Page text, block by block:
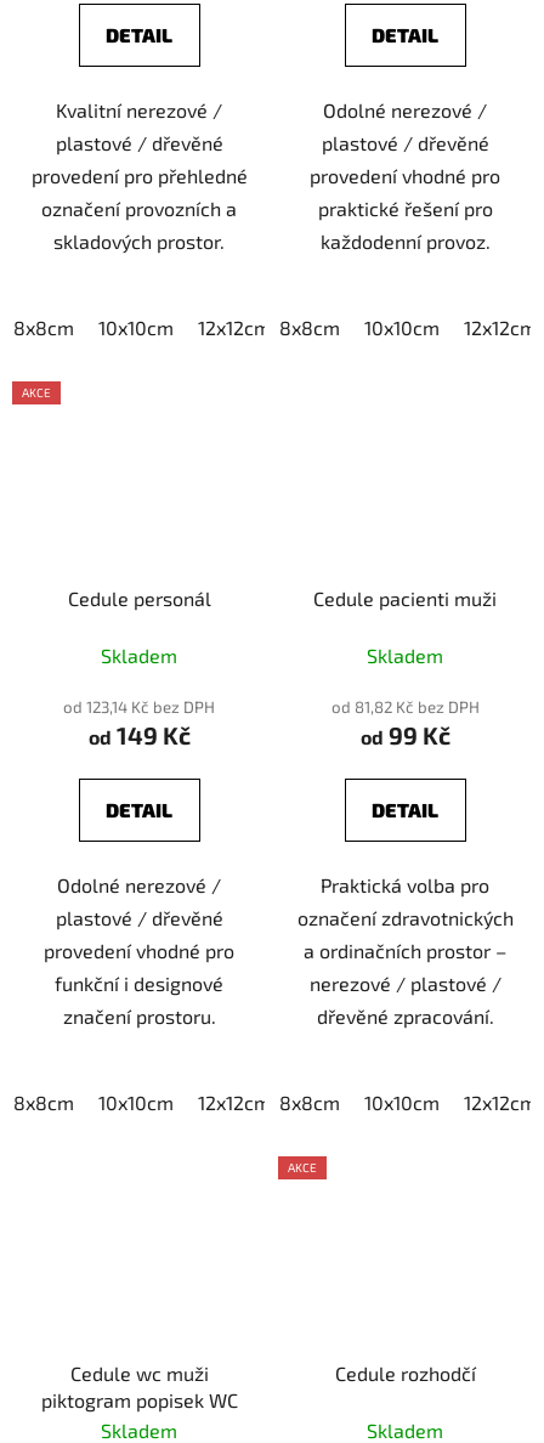
DETAIL
Kvalitní nerezové /
plastové / dřevěné
provedení pro přehledné
označení provozních a
skladových prostor.
8x8cm 10x10cm 12x12cm 15x15cm 20x20cm
DETAIL
Odolné nerezové /
plastové / dřevěné
provedení vhodné pro
praktické řešení pro
každodenní provoz.
8x8cm 10x10cm 12x12cm
AKCE
Cedule personál
Skladem
od 123,14 Kč bez DPH
od 149 Kč
DETAIL
Odolné nerezové /
plastové / dřevěné
provedení vhodné pro
funkční i designové
značení prostoru.
8x8cm 10x10cm 12x12cm 15x15cm 20x20cm
Cedule pacienti muži
Skladem
od 81,82 Kč bez DPH
od 99 Kč
DETAIL
Praktická volba pro
označení zdravotnických
a ordinačních prostor –
nerezové / plastové /
dřevěné zpracování.
8x8cm 10x10cm 12x12cm
Cedule wc muži
piktogram popisek WC
Skladem
AKCE
Cedule rozhodčí
Skladem